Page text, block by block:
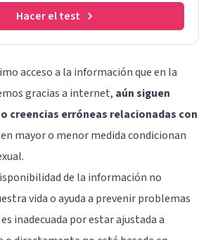
Hacer el test
acceso a la información que en la
gracias a internet, aún siguen
creencias erróneas relacionadas con
mayor o menor medida condicionan
de la información no
vida o ayuda a prevenir problemas
inadecuada por estar ajustada a